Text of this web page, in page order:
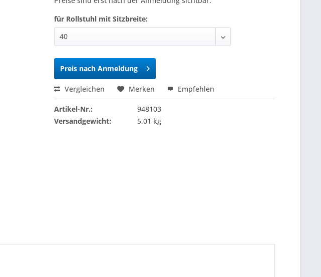
für Rollstuhl mit Sitzbreite:
Preis nach Anmeldung
Vergleichen Merken Empfehlen
Artikel-Nr.:
948103
Versandgewicht:
5,01 kg